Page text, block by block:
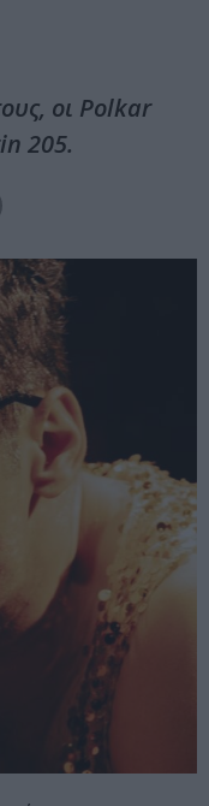
οι Polkar
205.